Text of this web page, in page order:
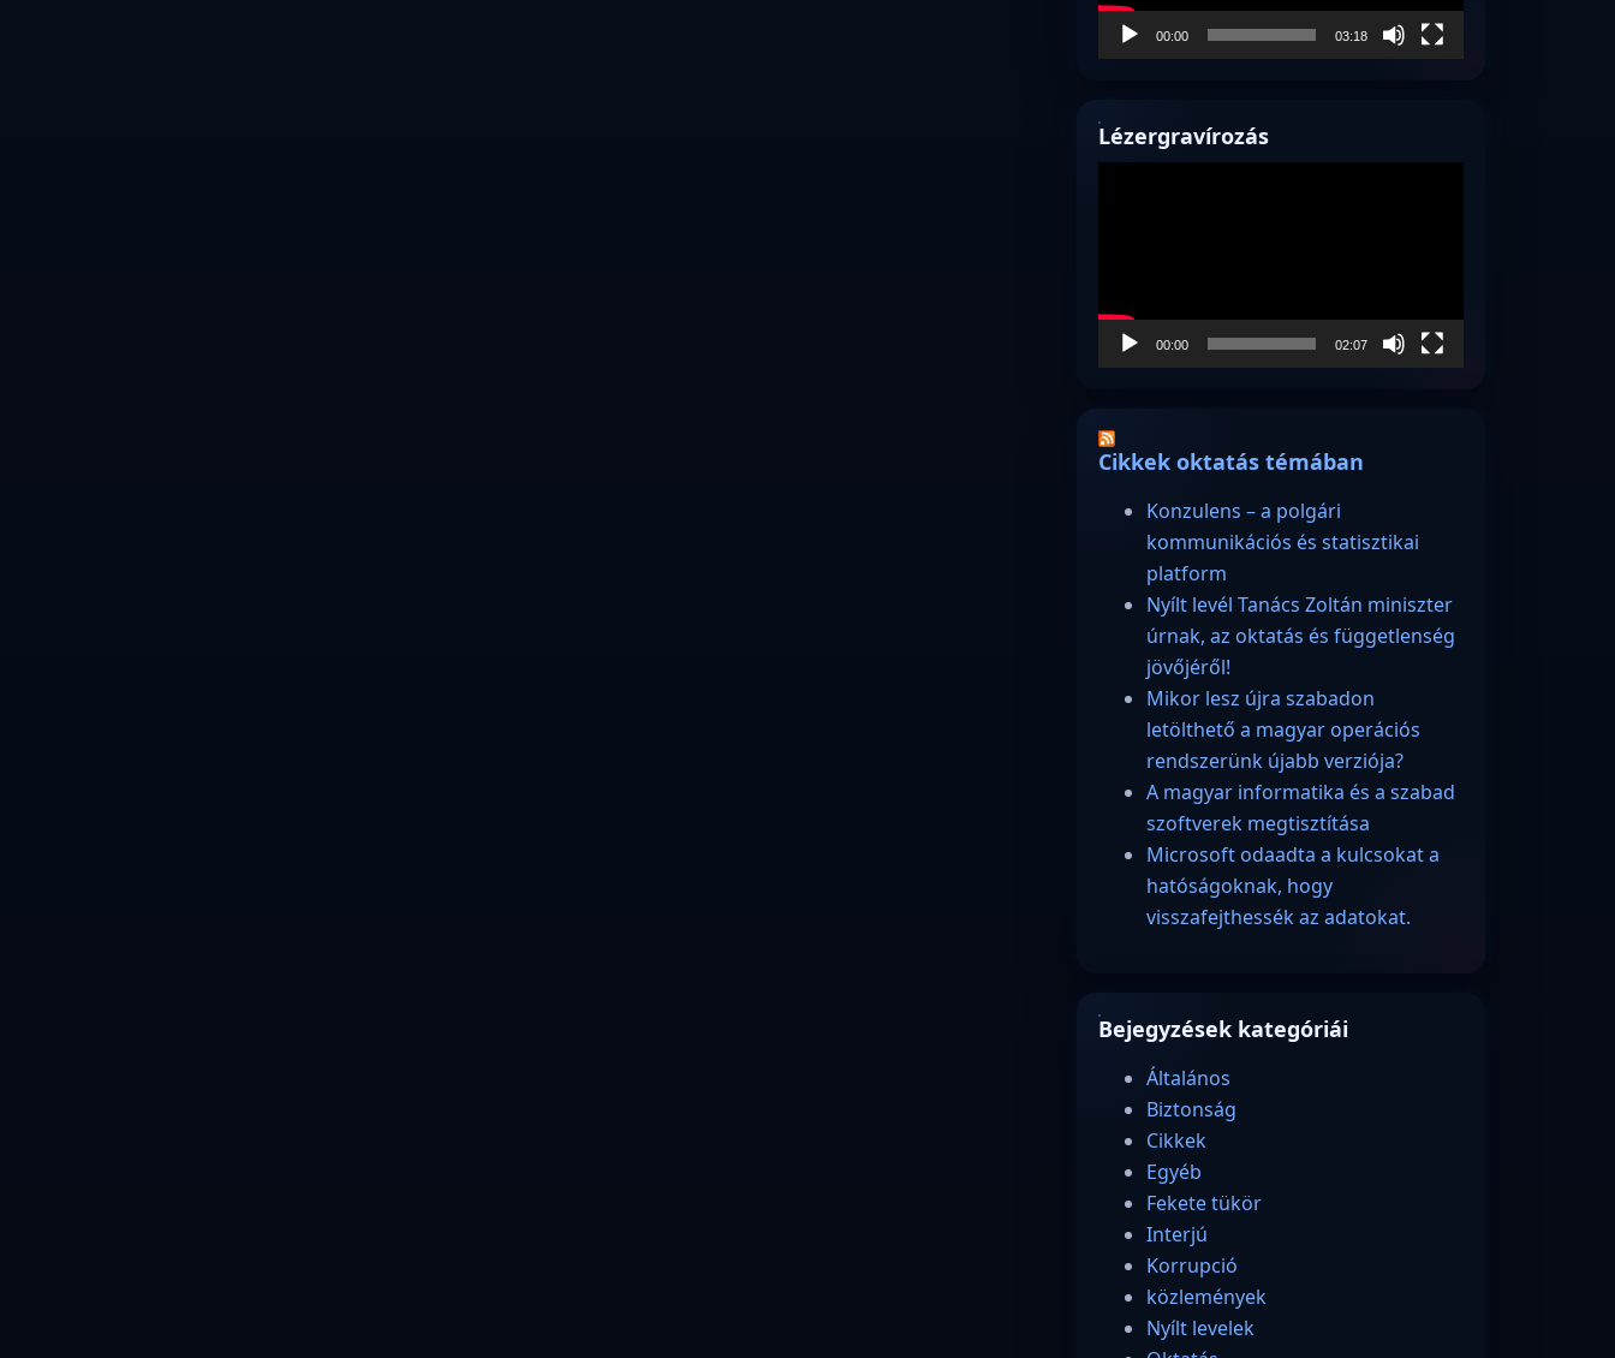
00:00 03:18
Lézergravírozás
00:00 02:07
Cikkek oktatás témában
Konzulens – a polgári
kommunikációs és statisztikai
platform
Nyílt levél Tanács Zoltán miniszter
úrnak, az oktatás és függetlenség
jövőjéről!
Mikor lesz újra szabadon
letölthető a magyar operációs
rendszerünk újabb verziója?
A magyar informatika és a szabad
szoftverek megtisztítása
Microsoft odaadta a kulcsokat a
hatóságoknak, hogy
visszafejthessék az adatokat.
Bejegyzések kategóriái
Általános
Biztonság
Cikkek
Egyéb
Fekete tükör
Interjú
Korrupció
közlemények
Nyílt levelek